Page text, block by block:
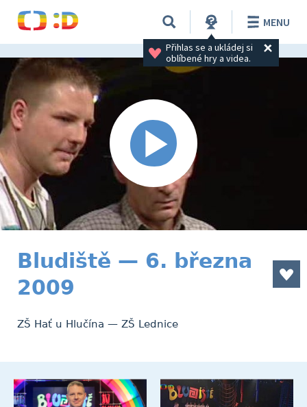
Přihlas se a ukládej si
oblíbené hry a videa.
MENU
Bludiště — 6. března
2009
ZŠ Hať u Hlučína — ZŠ Lednice